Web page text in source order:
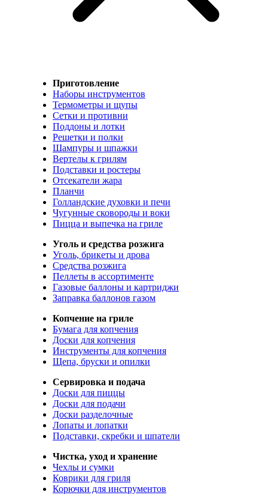
Приготовление
Наборы инструментов
Термометры и щупы
Сетки и противни
Поддоны и лотки
Решетки и полки
Шампуры и шпажки
Вертелы к грилям
Подставки и ростеры
Отсекатели жара
Планчи
Голландские духовки и печи
Чугунные сковороды и воки
Пицца и выпечка на гриле
Уголь и средства розжига
Уголь, брикеты и дрова
Средства розжига
Пеллеты в ассортименте
Газовые баллоны и картриджи
Заправка баллонов газом
Копчение на гриле
Бумага для копчения
Доски для копчения
Инструменты для копчения
Щепа, бруски и опилки
Сервировка и подача
Доски для пиццы
Доски для подачи
Доски разделочные
Лопаты и лопатки
Подставки, скребки и шпатели
Чистка, уход и хранение
Чехлы и сумки
Коврики для гриля
Корючки для инструментов